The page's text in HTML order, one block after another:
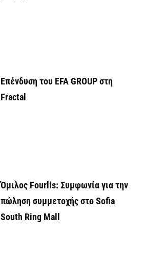
Επένδυση του EFA GROUP στη
Fractal
Όμιλος Fourlis: Συμφωνία για την
πώληση συμμετοχής στο Sofia
South Ring Mall